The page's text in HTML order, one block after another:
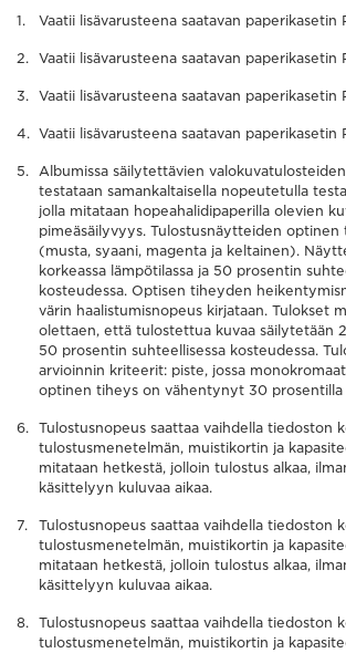
Vaatii lisävarusteena saatavan paperikasetin
Vaatii lisävarusteena saatavan paperikasetin
Vaatii lisävarusteena saatavan paperikasetin
Vaatii lisävarusteena saatavan paperikasetin
Albumissa säilytettävien
testataan samankaltaisella nopeutetulla
jolla mitataan hopeahalidipaperilla olevien
pimeäsäilyvyys. Tulostusnäytteiden optinen
(musta, syaani, magenta ja keltainen).
korkeassa lämpötilassa ja 50 prosentin
kosteudessa. Optisen tiheyden
värin haalistumisnopeus kirjataan. Tulokset
olettaen, että tulostettua kuvaa säilytetään
50 prosentin suhteellisessa kosteudessa.
arvioinnin kriteerit: piste, jossa
optinen tiheys on vähentynyt 30 prosentilla
Tulostusnopeus saattaa vaihdella tiedoston
tulostusmenetelmän, muistikortin ja
mitataan hetkestä, jolloin tulostus alkaa,
käsittelyyn kuluvaa aikaa.
Tulostusnopeus saattaa vaihdella tiedoston
tulostusmenetelmän, muistikortin ja
mitataan hetkestä, jolloin tulostus alkaa,
käsittelyyn kuluvaa aikaa.
Tulostusnopeus saattaa vaihdella tiedoston
tulostusmenetelmän, muistikortin ja